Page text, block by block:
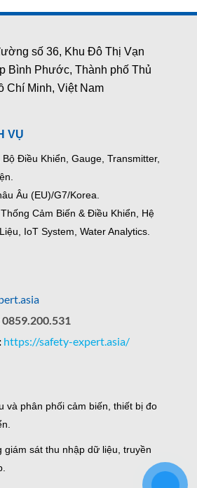
số 36, Khu Đô Thị Vạn
Bình Phước, Thành phố Thủ
Chí Minh, Việt Nam
VỤ
Điều Khiển, Gauge, Transmitter,
Âu (EU)/G7/Korea.
Cảm Biến & Điều Khiển, Hệ
IoT System, Water Analytics.
0859.200.531
https://safety-expert.asia/
và phân phối cảm biến, thiết bị đo
giám sát thu nhập dữ liệu, truyền